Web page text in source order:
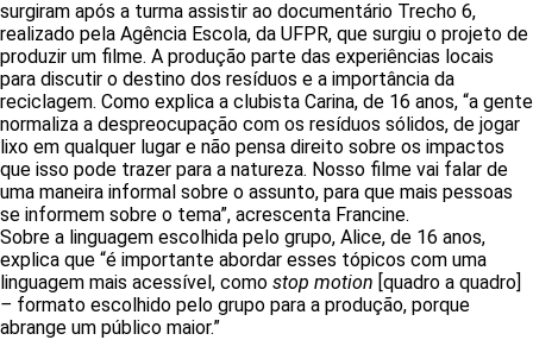
surgiram após a turma assistir ao documentário Trecho 6,
realizado pela Agência Escola, da UFPR, que surgiu o projeto de
produzir um filme. A produção parte das experiências locais
para discutir o destino dos resíduos e a importância da
reciclagem. Como explica a clubista Carina, de 16 anos, “a gente
normaliza a despreocupação com os resíduos sólidos, de jogar
lixo em qualquer lugar e não pensa direito sobre os impactos
que isso pode trazer para a natureza. Nosso filme vai falar de
uma maneira informal sobre o assunto, para que mais pessoas
se informem sobre o tema”, acrescenta Francine.
Sobre a linguagem escolhida pelo grupo, Alice, de 16 anos,
explica que “é importante abordar esses tópicos com uma
linguagem mais acessível, como stop motion [quadro a quadro]
– formato escolhido pelo grupo para a produção, porque
abrange um público maior.”